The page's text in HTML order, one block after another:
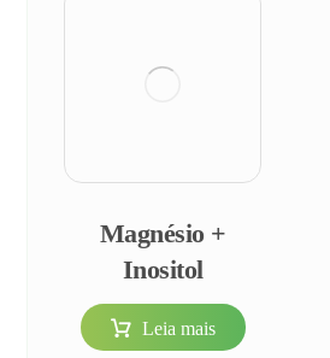
Magnésio +
Inositol
Leia mais